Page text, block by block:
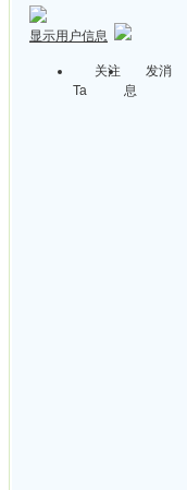
显示用户信息
关注
Ta
发消
息